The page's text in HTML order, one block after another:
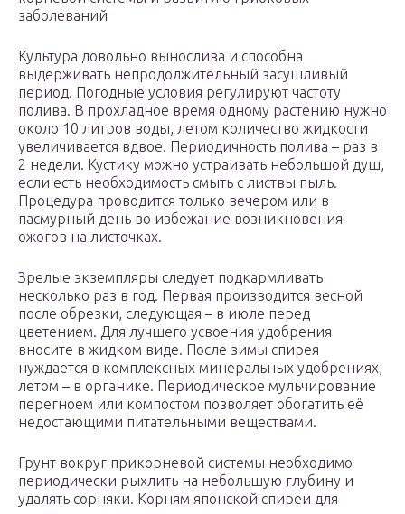
заболеваний
Культура довольно вынослива и способна
выдерживать непродолжительный засушливый
период. Погодные условия регулируют частоту
полива. В прохладное время одному растению нужно
около 10 литров воды, летом количество жидкости
увеличивается вдвое. Периодичность полива – раз в
2 недели. Кустику можно устраивать небольшой душ,
если есть необходимость смыть с листвы пыль.
Процедура проводится только вечером или в
пасмурный день во избежание возникновения
ожогов на листочках.
Зрелые экземпляры следует подкармливать
несколько раз в год. Первая производится весной
после обрезки, следующая – в июле перед
цветением. Для лучшего усвоения удобрения
вносите в жидком виде. После зимы спирея
нуждается в комплексных минеральных удобрениях,
летом – в органике. Периодическое мульчирование
перегноем или компостом позволяет обогатить её
недостающими питательными веществами.
Грунт вокруг прикорневой системы необходимо
периодически рыхлить на небольшую глубину и
удалять сорняки. Корням японской спиреи для